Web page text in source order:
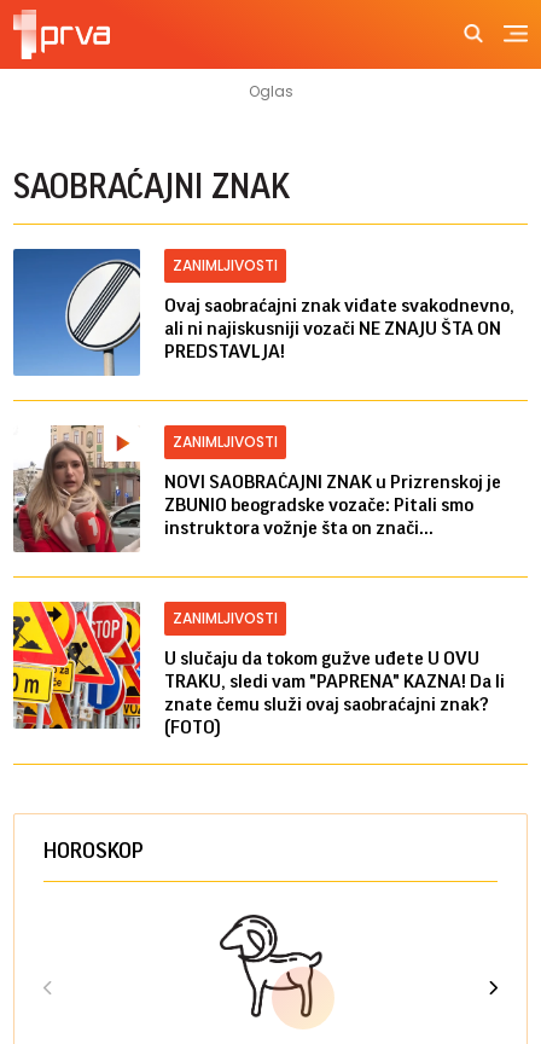
SAOBRAĆAJNI ZNAK
ZANIMLJIVOSTI
Ovaj saobraćajni znak viđate svakodnevno,
ali ni najiskusniji vozači NE ZNAJU ŠTA ON
PREDSTAVLJA!
ZANIMLJIVOSTI
NOVI SAOBRAĆAJNI ZNAK u Prizrenskoj je
ZBUNIO beogradske vozače: Pitali smo
instruktora vožnje šta on znači...
ZANIMLJIVOSTI
U slučaju da tokom gužve uđete U OVU
TRAKU, sledi vam "PAPRENA" KAZNA! Da li
znate čemu služi ovaj saobraćajni znak?
(FOTO)
HOROSKOP